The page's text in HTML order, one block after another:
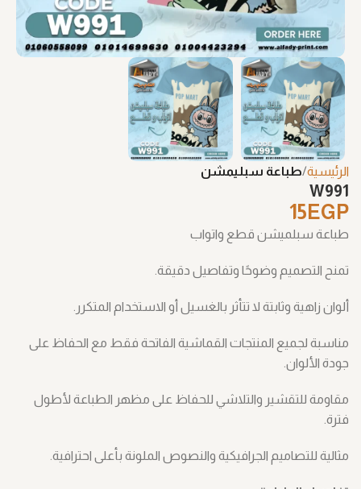
الرئيسية طباعة سبليمشن
W991
15 EGP
طباعة سبلميشن قطع واتواب
تمنح التصميم وضوحًا وتفاصيل دقيقة.
ألوان زاهية وثابتة لا تتأثر بالغسيل أو الاستخدام المتكرر.
مناسبة لجميع المنتجات القماشية الفاتحة فقط مع الحفاظ على
جودة الألوان.
مقاومة للتقشير والتلاشي للحفاظ على مظهر الطباعة لأطول
فترة.
مثالية للتصاميم الجرافيكية والنصوص الملونة بأعلى احترافية.